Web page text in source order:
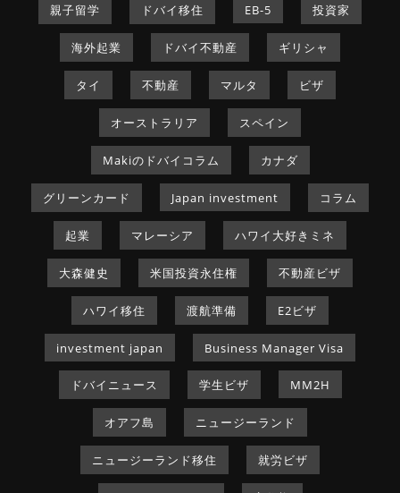
親子留学 ドバイ移住 EB-5 投資家
海外起業 ドバイ不動産 ギリシャ
タイ 不動産 マルタ ビザ
オーストラリア スペイン
Makiのドバイコラム カナダ
グリーンカード Japan investment コラム
起業 マレーシア ハワイ大好きミネ
大森健史 米国投資永住権 不動産ビザ
ハワイ移住 渡航準備 E2ビザ
investment japan Business Manager Visa
ドバイニュース 学生ビザ MM2H
オアフ島 ニュージーランド
ニュージーランド移住 就労ビザ